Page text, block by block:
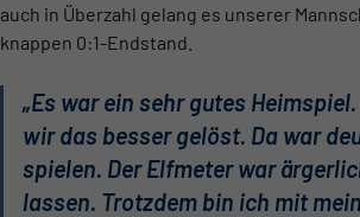
auch in Überzahl gelang es unserer
knappen 0:1-Endstand.
„Es war ein sehr gutes
wir das besser gelöst. Da war
spielen. Der Elfmeter war
lassen. Trotzdem bin ich mit